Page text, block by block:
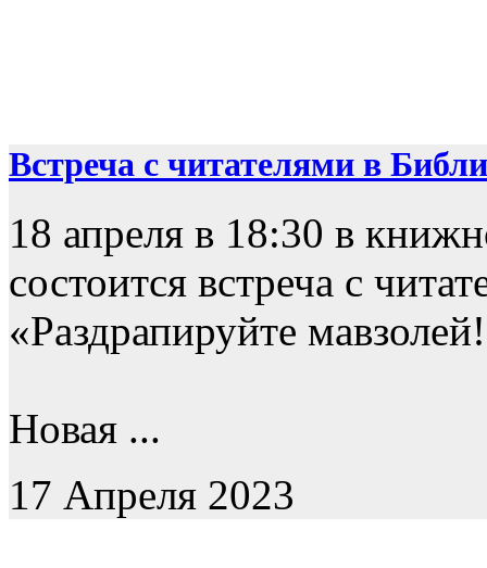
Встреча с читателями в
18 апреля в 18:30 в
состоится встреча с
«Раздрапируйте
Новая ...
17 Апреля 2023